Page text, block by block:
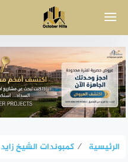
الرئيسية ⁄ كمبوندات الشيخ زايد